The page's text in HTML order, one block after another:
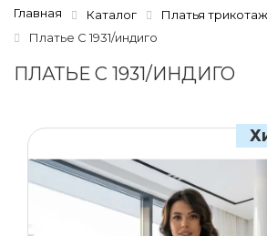
Главная Каталог
Платья
Платье С 1931/индиго
ПЛАТЬЕ С 1931/ИНДИГО